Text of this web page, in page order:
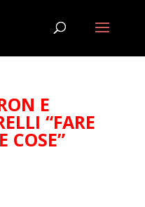
E
“FARE
COSE”